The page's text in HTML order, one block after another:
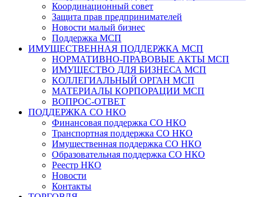
Координационный совет
Защита прав предпринимателей
Новости малый бизнес
Поддержка МСП
ИМУЩЕСТВЕННАЯ ПОДДЕРЖКА МСП
НОРМАТИВНО-ПРАВОВЫЕ АКТЫ МСП
ИМУЩЕСТВО ДЛЯ БИЗНЕСА МСП
КОЛЛЕГИАЛЬНЫЙ ОРГАН МСП
МАТЕРИАЛЫ КОРПОРАЦИИ МСП
ВОПРОС-ОТВЕТ
ПОДДЕРЖКА СО НКО
Финансовая поддержка СО НКО
Транспортная поддержка СО НКО
Имущественная поддержка СО НКО
Образовательная поддержка СО НКО
Реестр НКО
Новости
Контакты